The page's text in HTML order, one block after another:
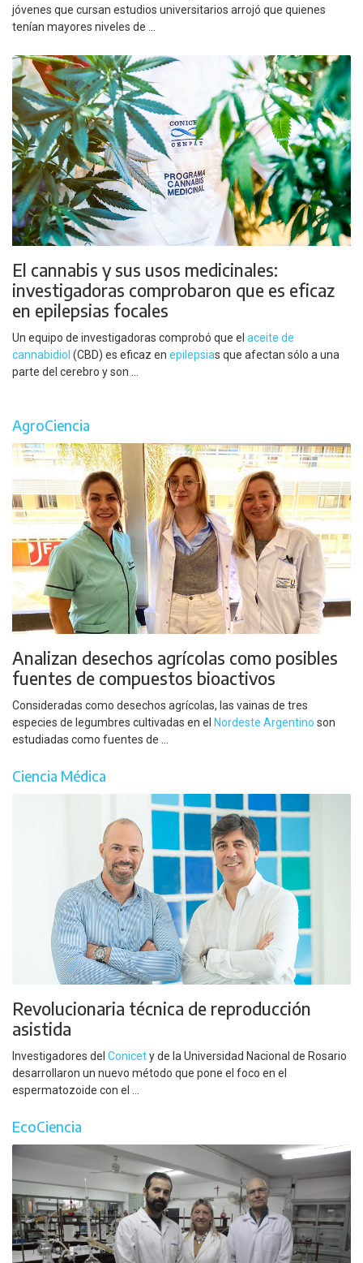
jóvenes que cursan estudios universitarios arrojó que quienes
tenían mayores niveles de ...
El cannabis y sus usos medicinales:
investigadoras comprobaron que es eficaz
en epilepsias focales
Un equipo de investigadoras comprobó que el aceite de
cannabidiol (CBD) es eficaz en epilepsias que afectan sólo a una
parte del cerebro y son ...
AgroCiencia
Analizan desechos agrícolas como posibles
fuentes de compuestos bioactivos
Consideradas como desechos agrícolas, las vainas de tres
especies de legumbres cultivadas en el Nordeste Argentino son
estudiadas como fuentes de ...
Ciencia Médica
Revolucionaria técnica de reproducción
asistida
Investigadores del Conicety de la Universidad Nacional de Rosario
desarrollaron un nuevo método que pone el foco en el
espermatozoide con el ...
EcoCiencia